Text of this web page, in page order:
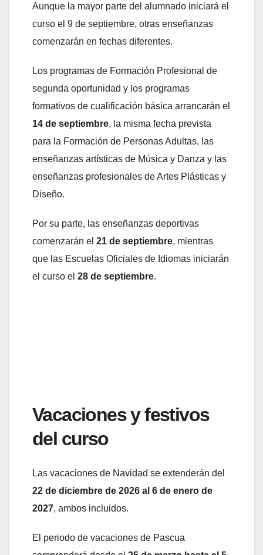
Aunque la mayor parte del alumnado iniciará el
curso el 9 de septiembre, otras enseñanzas
comenzarán en fechas diferentes.
Los programas de Formación Profesional de
segunda oportunidad y los programas
formativos de cualificación básica arrancarán el
14 de septiembre, la misma fecha prevista
para la Formación de Personas Adultas, las
enseñanzas artísticas de Música y Danza y las
enseñanzas profesionales de Artes Plásticas y
Diseño.
Por su parte, las enseñanzas deportivas
comenzarán el 21 de septiembre, mientras
que las Escuelas Oficiales de Idiomas iniciarán
el curso el 28 de septiembre.
Vacaciones y festivos
del curso
Las vacaciones de Navidad se extenderán del
22 de diciembre de 2026 al 6 de enero de
2027, ambos incluidos.
El periodo de vacaciones de Pascua